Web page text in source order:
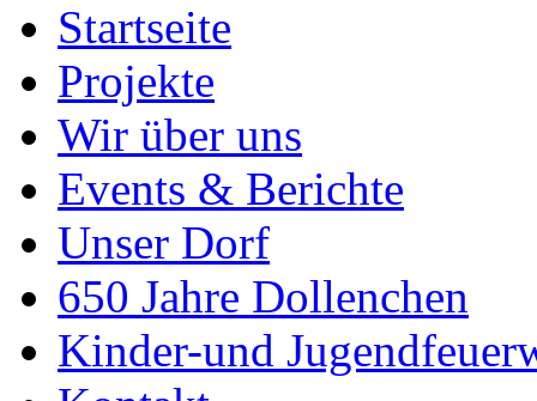
Startseite
Projekte
Wir über uns
Events & Berichte
Unser Dorf
650 Jahre Dollenchen
Kinder-und